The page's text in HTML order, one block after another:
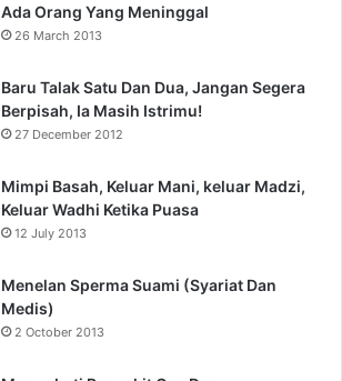
Ada Orang Yang Meninggal
26 March 2013
Baru Talak Satu Dan Dua, Jangan Segera
Berpisah, Ia Masih Istrimu!
27 December 2012
Mimpi Basah, Keluar Mani, keluar Madzi,
Keluar Wadhi Ketika Puasa
12 July 2013
Menelan Sperma Suami (Syariat Dan
Medis)
2 October 2013